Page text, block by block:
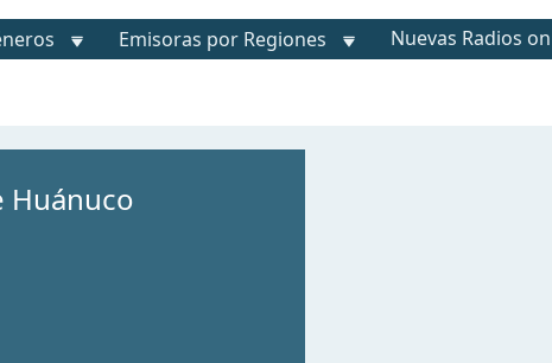
Emisoras por Regiones Nuevas Radios
Huánuco